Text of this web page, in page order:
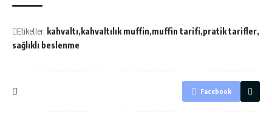
Etiketler: kahvaltı kahvaltılık muffin muffin tarifi pratik tarifler
sağlıklı beslenme
Facebook